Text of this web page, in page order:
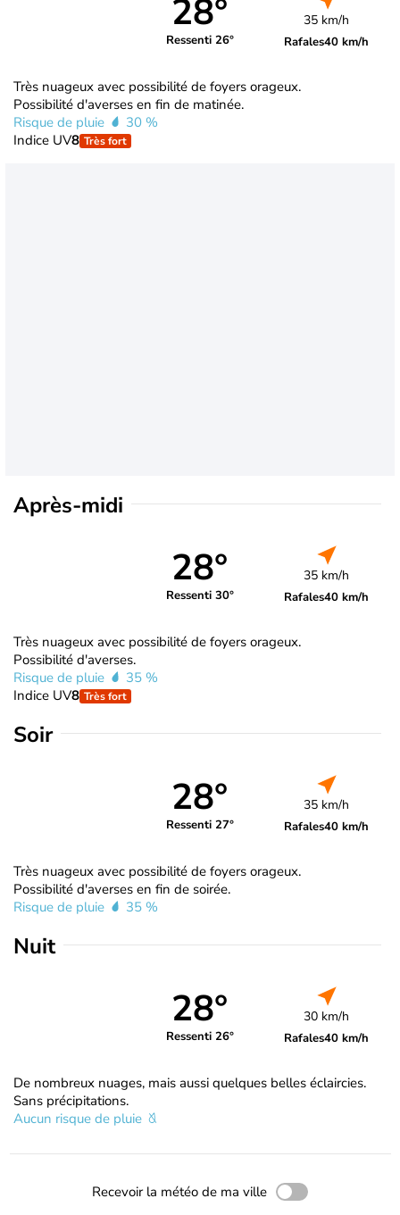
28°
Ressenti 26°
35 km/h
Rafales40 km/h
Très nuageux avec possibilité de foyers orageux.
Possibilité d'averses en fin de matinée.
Risque de pluie
30 %
Indice UV8 Très fort
Après-midi
28°
Ressenti 30°
35 km/h
Rafales40 km/h
Très nuageux avec possibilité de foyers orageux.
Possibilité d'averses.
Risque de pluie
35 %
Indice UV8 Très fort
Soir
28°
Ressenti 27°
35 km/h
Rafales40 km/h
Très nuageux avec possibilité de foyers orageux.
Possibilité d'averses en fin de soirée.
Risque de pluie
35 %
Nuit
28°
Ressenti 26°
30 km/h
Rafales40 km/h
De nombreux nuages, mais aussi quelques belles éclaircies.
Sans précipitations.
Aucun risque de pluie
Recevoir la météo de ma ville